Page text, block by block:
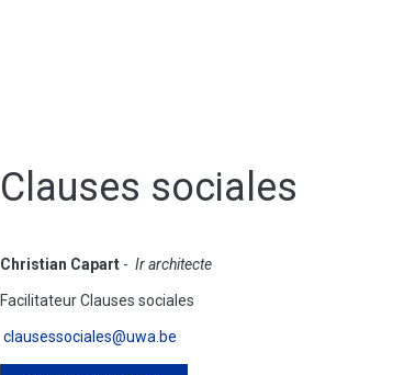
Clauses sociales
Christian Capart - Ir architecte
Facilitateur Clauses sociales
clausessociales@uwa.be